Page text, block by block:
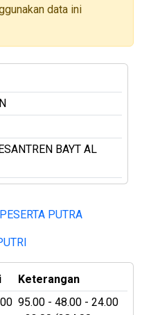
data ini
BAYT AL
PESERTA PUTRA
Keterangan
95.00 - 48.00 - 24.00